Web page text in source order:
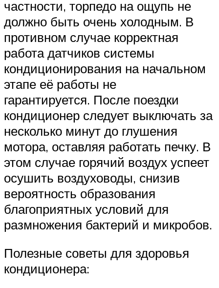
частности, торпедо на ощупь не
должно быть очень холодным. В
противном случае корректная
работа датчиков системы
кондиционирования на начальном
этапе её работы не
гарантируется. После поездки
кондиционер следует выключать за
несколько минут до глушения
мотора, оставляя работать печку. В
этом случае горячий воздух успеет
осушить воздуховоды, снизив
вероятность образования
благоприятных условий для
размножения бактерий и микробов.
Полезные советы для здоровья
кондиционера: